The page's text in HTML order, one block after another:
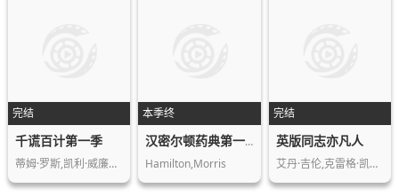
完结
千谎百计第一季
蒂姆·罗斯,凯利·威廉姆斯,莫妮卡·雷…
本季终
汉密尔顿药典第一季
Hamilton,Morris
完结
英版同志亦凡人
艾丹·吉伦,克雷格·凯利,查理·汉纳姆…